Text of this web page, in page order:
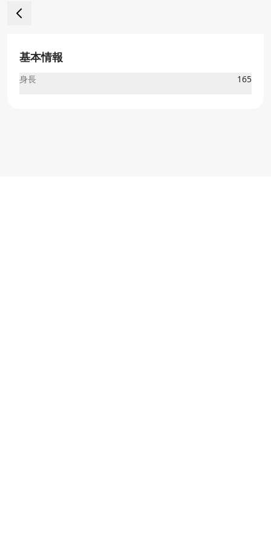
基本情報
身長 165